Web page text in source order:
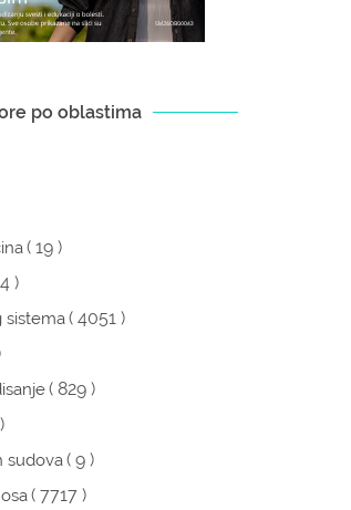
po oblastima
( 19 )
)
sistema( 4051 )
( 829 )
sudova( 9 )
( 7717 )